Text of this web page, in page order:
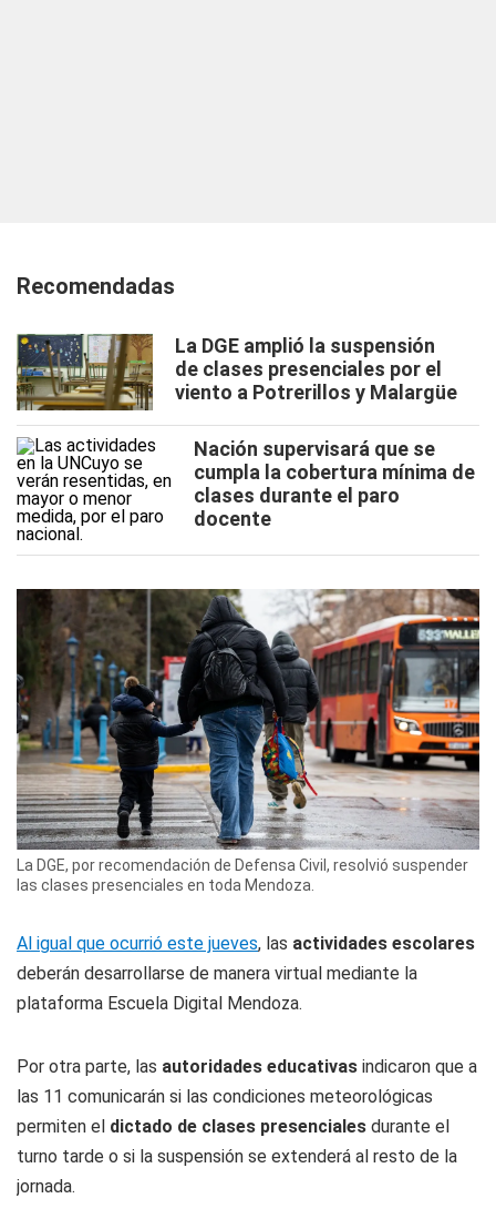
Recomendadas
La DGE amplió la suspensión
de clases presenciales por el
viento a Potrerillos y Malargüe
Nación supervisará que se
cumpla la cobertura mínima de
clases durante el paro
docente
La DGE, por recomendación de Defensa Civil, resolvió suspender
las clases presenciales en toda Mendoza.
Al igual que ocurrió este jueves, las actividades escolares
deberán desarrollarse de manera virtual mediante la
plataforma Escuela Digital Mendoza.
Por otra parte, las autoridades educativas indicaron que a
las 11 comunicarán si las condiciones meteorológicas
permiten el dictado de clases presenciales durante el
turno tarde o si la suspensión se extenderá al resto de la
jornada.